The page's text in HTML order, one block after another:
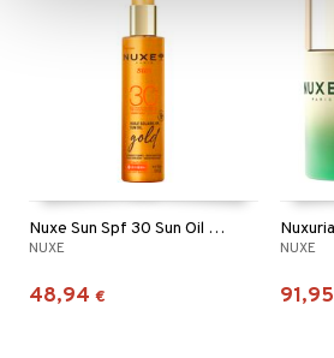
Nuxe Sun Spf 30 Sun Oil Gold - Face Body
NUXE
48,94 €
NUXE
91,95